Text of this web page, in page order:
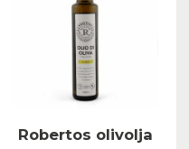
Robertos olivolja